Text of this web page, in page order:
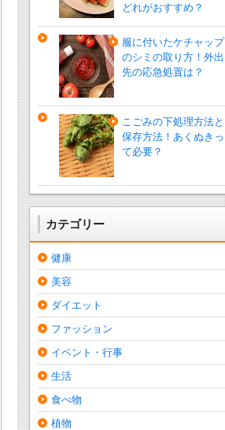
どれがおすすめ？
服に付いたケチャップ
のシミの取り方！外出
先の応急処置は？
こごみの下処理方法と
保存方法！あくぬきっ
て必要？
カテゴリー
健康
美容
ダイエット
ファッション
イベント・行事
生活
食べ物
植物